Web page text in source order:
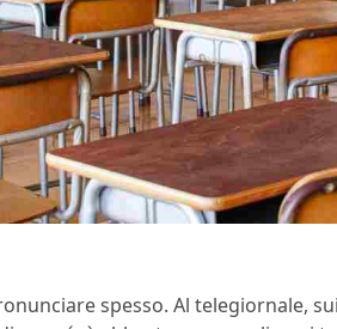
spesso. Al telegiornale,